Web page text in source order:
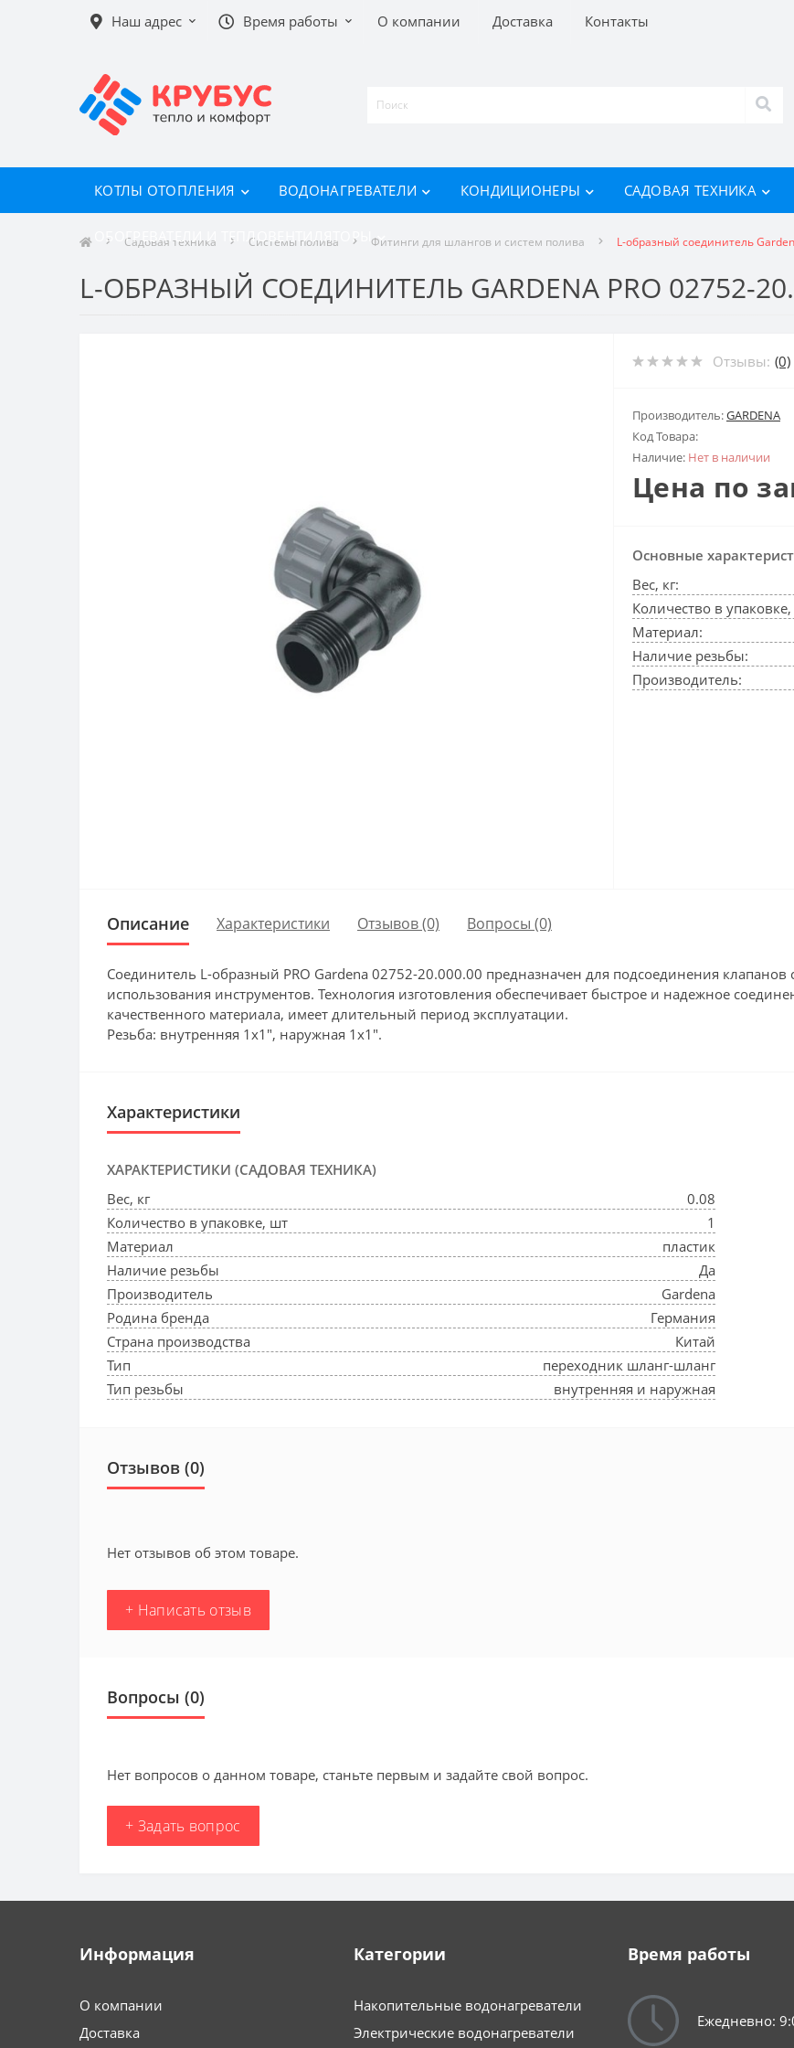
Наш адрес Время работы О компании Доставка Контакты
КОТЛЫ ОТОПЛЕНИЯ ВОДОНАГРЕВАТЕЛИ КОНДИЦИОНЕРЫ САДОВАЯ ТЕХНИКА
ОБОГРЕВАТЕЛИ И ТЕПЛОВЕНТИЛЯТОРЫ
Садовая техника Системы полива Фитинги для шлангов и систем полива L-образный соединитель
L-ОБРАЗНЫЙ СОЕДИНИТЕЛЬ GARDENA PRO 02752-
Отзывы: (0)
Производитель:GARDENA
Код Товара:
Наличие: Нет в наличии
Цена по
Основные
Вес, кг:
Количество в
Материал:
Наличие резьбы:
Производитель:
Описание Характеристики Отзывов (0) Вопросы (0)
Соединитель L-образный PRO Gardena 02752-20.000.00 предназначен для подсоединения клапанов
использования инструментов. Технология изготовления обеспечивает быстрое и надежное
качественного материала, имеет длительный период эксплуатации.
Резьба: внутренняя 1х1", наружная 1х1".
Характеристики
ХАРАКТЕРИСТИКИ (САДОВАЯ ТЕХНИКА)
Вес, кг
0.08
Количество в упаковке, шт
1
Материал
пластик
Наличие резьбы
Да
Производитель
Gardena
Родина бренда
Германия
Страна производства
Китай
Тип
переходник шланг-шланг
Тип резьбы
внутренняя и наружная
Отзывов (0)
Нет отзывов об этом товаре.
+ Написать отзыв
Вопросы (0)
Нет вопросов о данном товаре, станьте первым и задайте свой вопрос.
+ Задать вопрос
Информация
О компании
Доставка
Категории
Накопительные водонагреватели
Электрические водонагреватели
Время работы
Ежедневно: